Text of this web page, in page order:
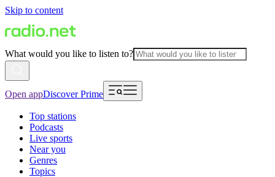
Skip to content
What would you like to listen to?
Open appDiscover Prime
Top stations
Podcasts
Live sports
Near you
Genres
Topics